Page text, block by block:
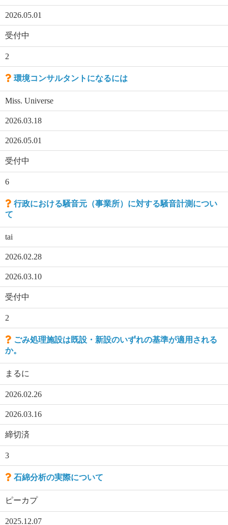
2026.05.01
受付中
2
環境コンサルタントになるには
Miss. Universe
2026.03.18
2026.05.01
受付中
6
行政における騒音元（事業所）に対する騒音計測につい
て
tai
2026.02.28
2026.03.10
受付中
2
ごみ処理施設は既設・新設のいずれの基準が適用される
か。
まるに
2026.02.26
2026.03.16
締切済
3
石綿分析の実際について
ピーカプ
2025.12.07